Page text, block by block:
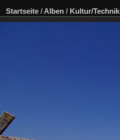
Startseite / Alben / Kultur/Technik